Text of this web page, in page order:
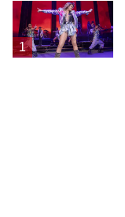
1